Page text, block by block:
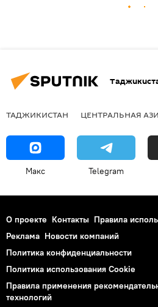
ТАДЖИКИСТАН ЦЕНТРАЛЬНАЯ
Макс Telegram
О проекте Контакты Правила
Реклама Новости компаний
Политика конфиденциальности
Политика использования Cookie
Правила применения
технологий